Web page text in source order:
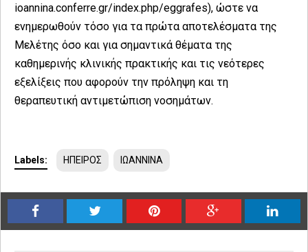
ioannina.conferre.gr/index.php/eggrafes), ώστε να
ενημερωθούν τόσο για τα πρώτα αποτελέσματα της
Μελέτης όσο και για σημαντικά θέματα της
καθημερινής κλινικής πρακτικής και τις νεότερες
εξελίξεις που αφορούν την πρόληψη και τη
θεραπευτική αντιμετώπιση νοσημάτων.
Labels: ΗΠΕΙΡΟΣ ΙΩΑΝΝΙΝΑ